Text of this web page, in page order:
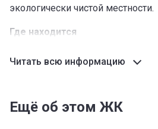
экологически чистой местности.
Где находится
поселке Чон-Арык на юге
автострад. Здесь тихо и уютно,
Читать всю информацию
Ещё об этом ЖК